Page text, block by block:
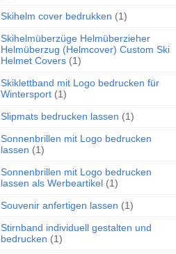
Skihelm cover bedrukken (1)
Skihelmüberzüge Helmüberzieher
Helmüberzug (Helmcover) Custom Ski
Helmet Covers (1)
Skiklettband mit Logo bedrucken für
Wintersport (1)
Slipmats bedrucken lassen (1)
Sonnenbrillen mit Logo bedrucken
lassen (1)
Sonnenbrillen mit Logo bedrucken
lassen als Werbeartikel (1)
Souvenir anfertigen lassen (1)
Stirnband individuell gestalten und
bedrucken (1)